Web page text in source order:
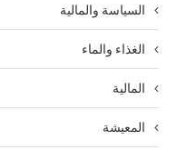
السياسة والمالية
الغذاء والماء
المالية
المعيشة